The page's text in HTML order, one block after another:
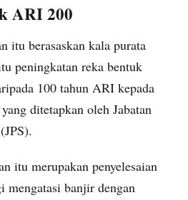
ARI 200
itu berasaskan kala purata
peningkatan reka bentuk
100 tahun ARI kepada
ditetapkan oleh Jabatan
itu merupakan penyelesaian
mengatasi banjir dengan